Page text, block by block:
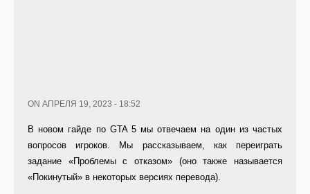
ON АПРЕЛЯ 19, 2023 - 18:52
В новом гайде по GTA 5 мы отвечаем на один из частых
вопросов игроков. Мы рассказываем, как переиграть
задание «Проблемы с отказом» (оно также называется
«Покинутый» в некоторых версиях перевода).